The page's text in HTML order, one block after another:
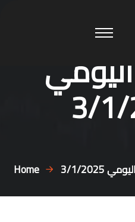
3/
Home 3/1/2025